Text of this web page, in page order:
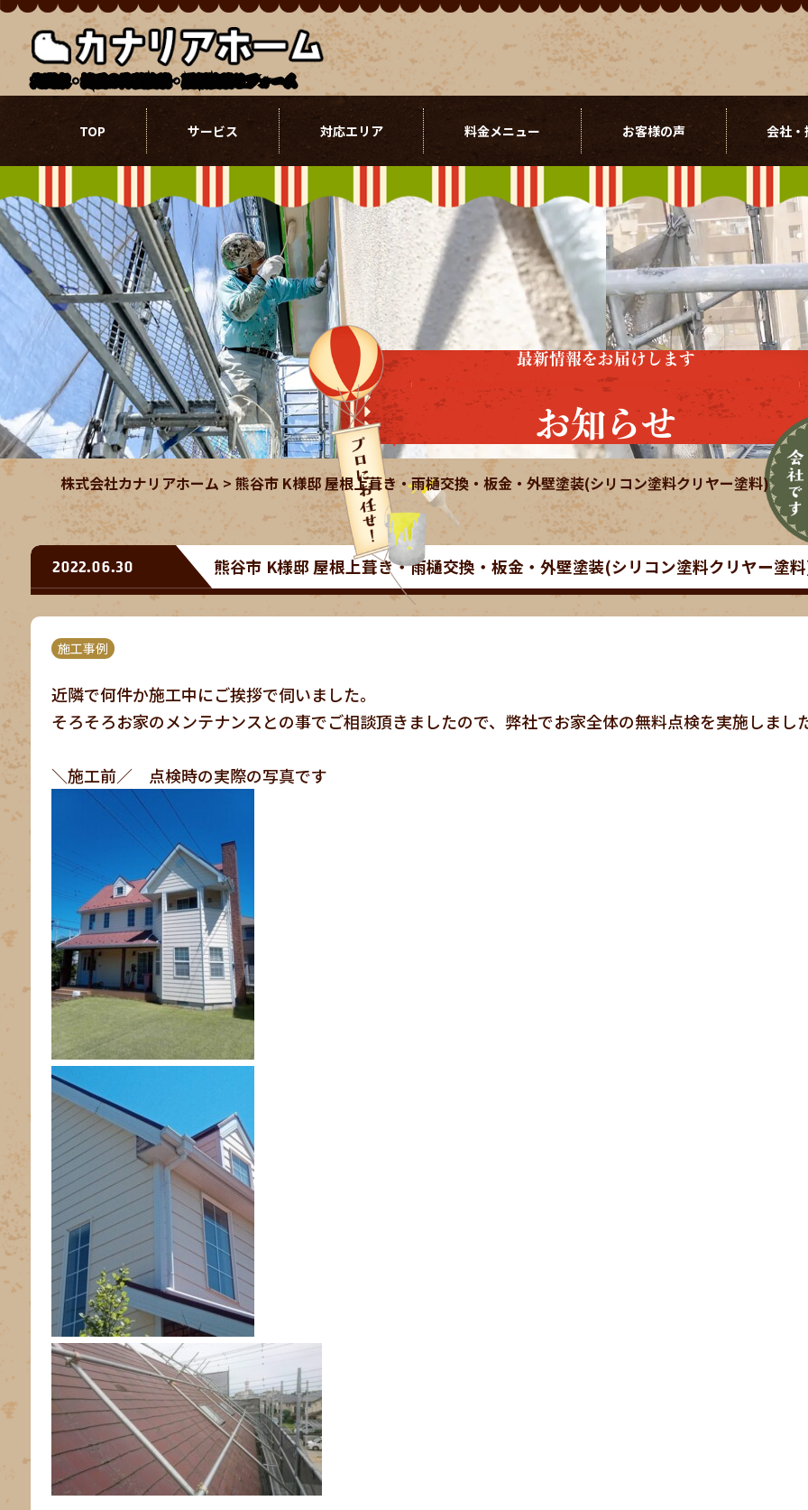
北関東・埼玉の外壁塗装・屋根塗装リフォーム
TOP サービス 対応エリア 料金メニュー お客様の声 会社
最新情報をお届けします
お知らせ
株式会社カナリアホーム >熊谷市 K様邸 屋根上葺き・雨樋交換・板金・外壁塗装(シリコン塗料クリヤー塗料)
2022.06.30 熊谷市 K様邸 屋根上葺き・雨樋交換・板金・外壁塗装(シリコン塗料クリヤー塗
施工事例
近隣で何件か施工中にご挨拶で伺いました。
そろそろお家のメンテナンスとの事でご相談頂きましたので、弊社でお家全体の無料点検を実施しまし
＼施工前／ 点検時の実際の写真です